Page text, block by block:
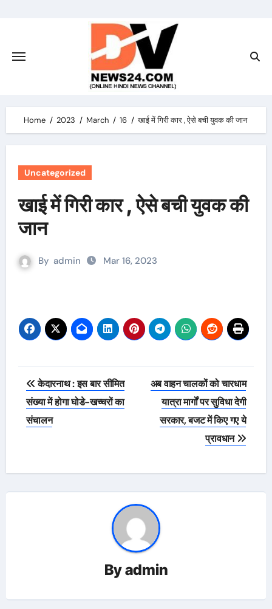
Home 2023 March 16 खाई में गिरी कार , ऐसे बची युवक की जान
Uncategorized
खाई में गिरी कार , ऐसे बची युवक की
जान
By admin Mar 16, 2023
Post
navigation
केदारनाथ : इस बार सीमित
संख्या में होगा घोडे-खच्चरों का
संचालन
अब वाहन चालकों को चारधाम
यात्रा मार्गों पर सुविधा देगी
सरकार, बजट में किए गए ये
प्रावधान
Byadmin